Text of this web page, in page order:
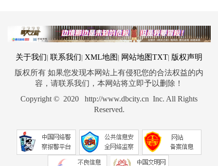
关于我们 联系我们 XML地图 网站地图TXT 版权声明
版权所有 如果您发现本网站上有侵犯您的合法权益的内
容，请联系我们，本网站将立即予以删除！
Copyright © 2020 http://www.dbcity.cn Inc. All Rights
Reserved.